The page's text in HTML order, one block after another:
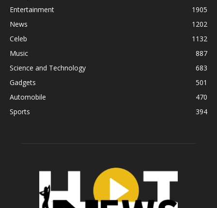
Entertainment
1905
News
1202
Celeb
1132
Music
887
Science and Technology
683
Gadgets
501
Automobile
470
Sports
394